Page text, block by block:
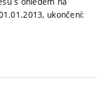
ukončení: